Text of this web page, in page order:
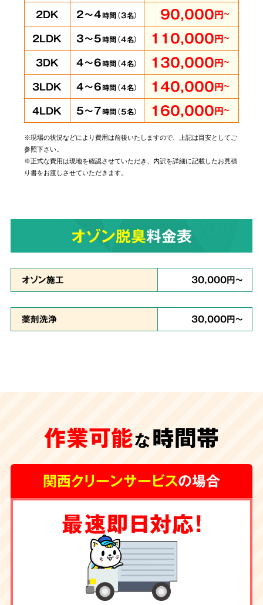
即時に
対応可能
当社では個人・法人のお客様に関わらずあらゆ
るご依頼にお応えしております。管理されてい
る賃貸物件やホテルでの事件事故による特殊殊
6 原状回復・復旧工事など
リフォームも対応
安心の
で及んでしまうと、その根源を取り除く為に内
装工事が必要な場合もございます。グループ会
社に工務店を有する弊社では清掃からリフォー
ムまで一手にお引き受けしております。
2DK 2～4時間（3名） 90,000円～
2LDK 3～5時間（4名） 110,000円～
3DK 4～6時間（4名） 130,000円～
3LDK 4～6時間（4名） 140,000円～
4LDK 5～7時間（5名） 160,000円～
※現場の状況などにより費用は前後いたしますので、上記は目安としてご
参照下さい。
※正式な費用は現地を確認させていただき、内訳を詳細に記載したお見積
り書をお渡しさせていただきます。
オゾン脱臭料金表
オゾン施工 30,000円～
薬剤洗浄 30,000円～
作業可能な時間帯
関西クリーンサービスの場合
最速即日対応！